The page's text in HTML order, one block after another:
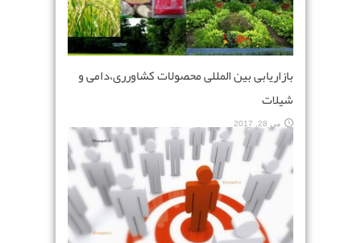
بازاریابی بین المللی محصولات کشاورری،دامی و
شیلات
می 28, 2017